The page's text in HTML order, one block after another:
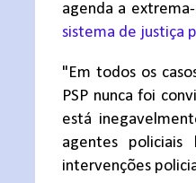
agenda a
sistema de justiça
"Em todos os
PSP nunca foi
está
agentes
intervenções